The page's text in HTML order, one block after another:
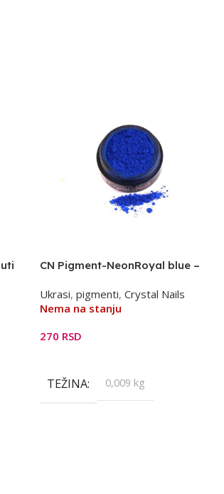
CN Pigment-NeonRoyal blue –
Ukrasi,pigmenti,Crystal Nails
Nema na stanju
270 RSD
TEŽINA 0,009 kg